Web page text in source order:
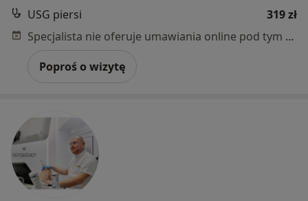
USG piersi
319 zł
Specjalista nie oferuje umawiania online pod tym adresem.
Poproś o wizytę